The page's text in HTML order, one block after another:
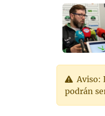
Aviso:
podrán